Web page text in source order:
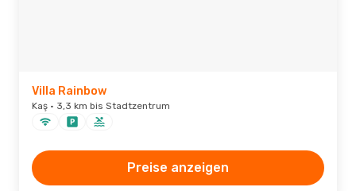
Villa Rainbow
Kaş · 3,3 km bis Stadtzentrum
Preise anzeigen